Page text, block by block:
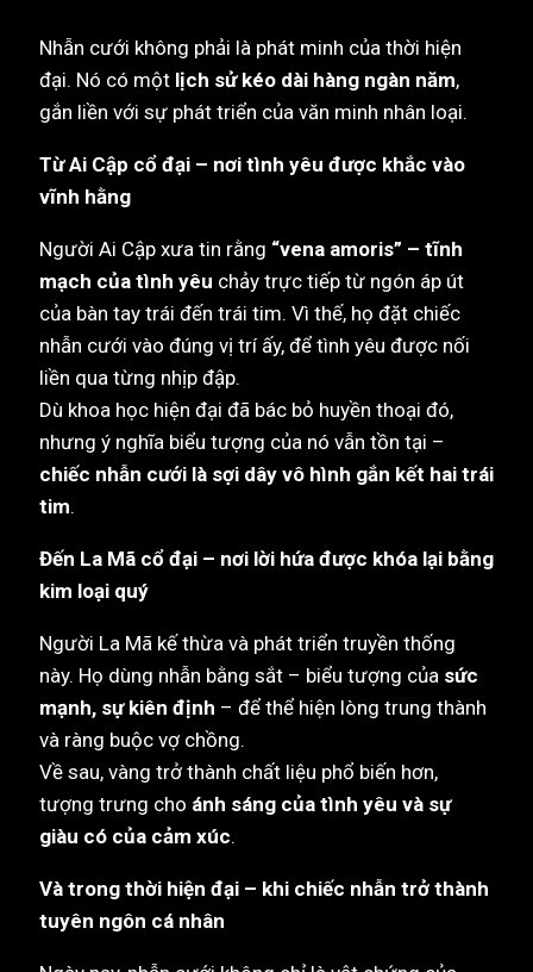
Nhẫn cưới không phải là phát minh của thời hiện
đại. Nó có một lịch sử kéo dài hàng ngàn năm,
gắn liền với sự phát triển của văn minh nhân loại.
Từ Ai Cập cổ đại – nơi tình yêu được khắc vào
vĩnh hằng
Người Ai Cập xưa tin rằng “vena amoris” – tĩnh
mạch của tình yêu chảy trực tiếp từ ngón áp út
của bàn tay trái đến trái tim. Vì thế, họ đặt chiếc
nhẫn cưới vào đúng vị trí ấy, để tình yêu được nối
liền qua từng nhịp đập.
Dù khoa học hiện đại đã bác bỏ huyền thoại đó,
nhưng ý nghĩa biểu tượng của nó vẫn tồn tại –
chiếc nhẫn cưới là sợi dây vô hình gắn kết hai trái
tim.
Đến La Mã cổ đại – nơi lời hứa được khóa lại bằng
kim loại quý
Người La Mã kế thừa và phát triển truyền thống
này. Họ dùng nhẫn bằng sắt – biểu tượng của sức
mạnh, sự kiên định – để thể hiện lòng trung thành
và ràng buộc vợ chồng.
Về sau, vàng trở thành chất liệu phổ biến hơn,
tượng trưng cho ánh sáng của tình yêu và sự
giàu có của cảm xúc.
Và trong thời hiện đại – khi chiếc nhẫn trở thành
tuyên ngôn cá nhân